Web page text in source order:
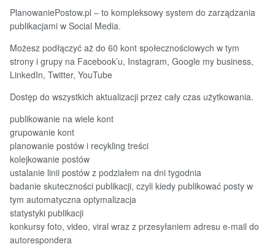
PlanowaniePostow.pl – to kompleksowy system do zarządzania
publikacjami w Social Media.
Możesz podłączyć aż do 60 kont społecznościowych w tym
strony i grupy na Facebook’u, Instagram, Google my business,
LinkedIn, Twitter, YouTube
Dostęp do wszystkich aktualizacji przez cały czas użytkowania.
publikowanie na wiele kont
grupowanie kont
planowanie postów i recykling treści
kolejkowanie postów
ustalanie linii postów z podziałem na dni tygodnia
badanie skuteczności publikacji, czyli kiedy publikować posty w
tym automatyczna optymalizacja
statystyki publikacji
konkursy foto, video, viral wraz z przesyłaniem adresu e-mail do
autorespondera